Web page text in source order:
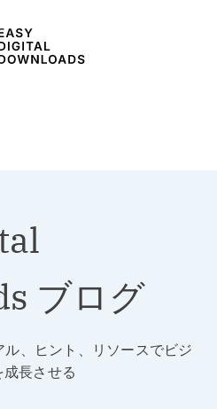
ブログ
、ヒント、リソースでビジ
成長させる